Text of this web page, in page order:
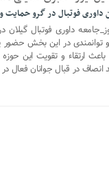
داوری فوتبال در گرو حمایت
داوری فوتبال
توانمندی در این بخش حضور
باعث ارتقاء و تقویت این
انصاف در قبال جوانان فعال